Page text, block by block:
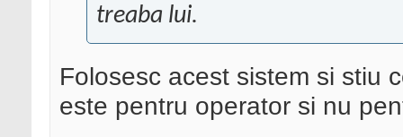
treaba lui.
Folosesc acest sistem si stiu
este pentru operator si nu